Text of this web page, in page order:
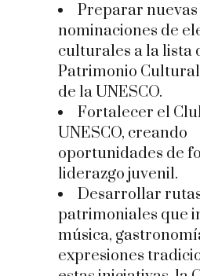
Preparar nuevas
nominaciones de
culturales a la lista
Patrimonio
de la UNESCO.
Fortalecer el
UNESCO, creando
oportunidades de
liderazgo juvenil.
Desarrollar
patrimoniales que
música,
expresiones